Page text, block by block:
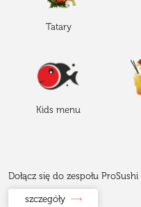
Tatary
Kids menu
Dołącz się do zespołu ProSushi
szczegóły